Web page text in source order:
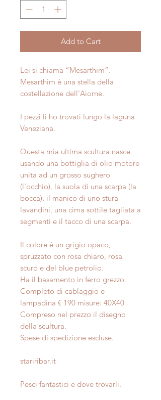
Add to Cart
Lei si chiama “Mesarthim”.
Mesarthim è una stella della
costellazione dell'Aiorne.
I pezzi li ho trovati lungo la laguna
Veneziana.
Questa mia ultima scultura nasce
usando una bottiglia di olio motore
unita ad un grosso sughero
(l'occhio), la suola di una scarpa (la
bocca), il manico di uno stura
lavandini, una cima sottile tagliata a
segmenti e il tacco di una scarpa.
Il colore è un grigio opaco,
spruzzato con rosa chiaro, rosa
scuro e del blue petrolio.
Ha il basamento in ferro grezzo.
Completo di cablaggio e
lampadina € 190 misure: 40X40
Compreso nel prezzo il disegno
della scultura.
Spese di spedizione escluse.
stariribar.it
Pesci fantastici e dove trovarli.